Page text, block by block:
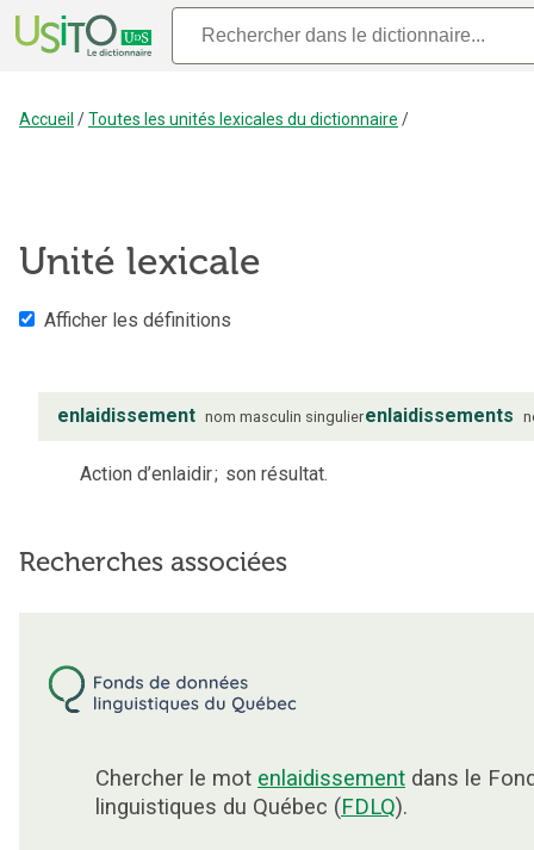
Accueil /Toutes les unités lexicales du dictionnaire /
Unité lexicale
Afficher les définitions
enlaidissement nom masculin singulierenlaidissements
Action d’enlaidir; son résultat.
Recherches associées
Chercher le mot enlaidissement dans le
linguistiques du Québec (FDLQ).